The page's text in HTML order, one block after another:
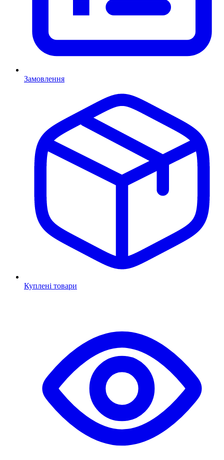
Замовлення
Куплені товари